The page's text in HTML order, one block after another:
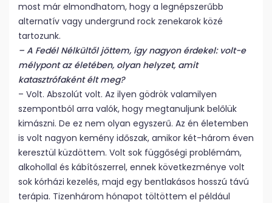
most már elmondhatom, hogy a legnépszerűbb
alternatív vagy undergrund rock zenekarok közé
tartozunk.
– A Fedél Nélkültől jöttem, így nagyon érdekel: volt-e
mélypont az életében, olyan helyzet, amit
katasztrófaként élt meg?
– Volt. Abszolút volt. Az ilyen gödrök valamilyen
szempontból arra valók, hogy megtanuljunk belőlük
kimászni. De ez nem olyan egyszerű. Az én életemben
is volt nagyon kemény időszak, amikor két-három éven
keresztül küzdöttem. Volt sok függőségi problémám,
alkohollal és kábítószerrel, ennek következménye volt
sok kórházi kezelés, majd egy bentlakásos hosszú távú
terápia. Tizenhárom hónapot töltöttem el például